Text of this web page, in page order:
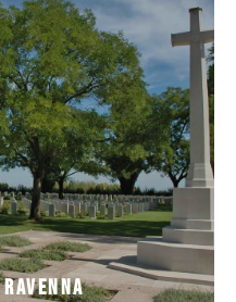
si trova nel luogo
caduti dei campi di